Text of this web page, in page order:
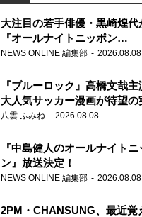
大注目の若手俳優・黒崎煌代
『オールナイトニッポン
0(ZERO)』に初登場「今から
NEWS ONLINE 編集部 2026.08.08
『ブルーロック』高橋文哉主
大人気サッカー漫画が待望の
映画に
八雲 ふみね 2026.08.08
『中島健人のオールナイトニ
ン』放送決定！
NEWS ONLINE 編集部 2026.08.08
2PM・CHANSUNG、最近覚